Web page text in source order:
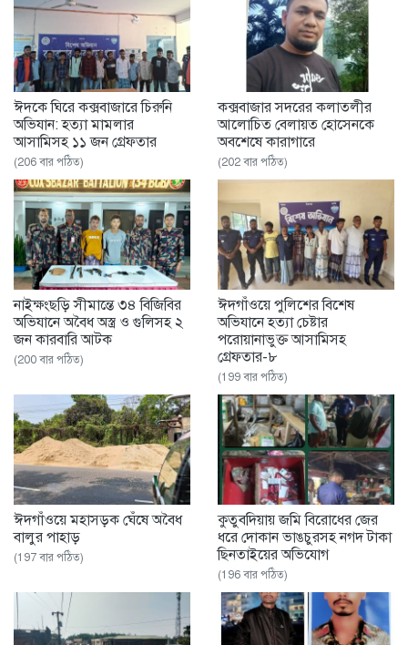
ঈদকে ঘিরে কক্সবাজারে চিরুনি
অভিযান: হত্যা মামলার
আসামিসহ ১১ জন গ্রেফতার
(206 বার পঠিত)
কক্সবাজার সদরের কলাতলীর
আলোচিত বেলায়ত হোসেনকে
অবশেষে কারাগারে
(202 বার পঠিত)
নাইক্ষংছড়ি সীমান্তে ৩৪ বিজিবির
অভিযানে অবৈধ অস্ত্র ও গুলিসহ ২
জন কারবারি আটক
(200 বার পঠিত)
ঈদগাঁওয়ে পুলিশের বিশেষ
অভিযানে হত্যা চেষ্টার
পরোয়ানাভুক্ত আসামিসহ
গ্রেফতার-৮
(199 বার পঠিত)
ঈদগাঁওয়ে মহাসড়ক ঘেঁষে অবৈধ
বালুর পাহাড়
(197 বার পঠিত)
‎কুতুবদিয়ায় জমি বিরোধের জের
ধরে দোকান ভাঙচুরসহ নগদ টাকা
ছিনতাইয়ের অভিযোগ
(196 বার পঠিত)